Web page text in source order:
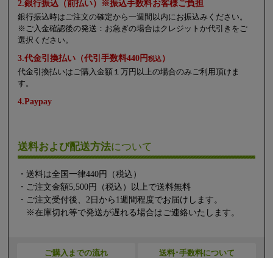
2.銀行振込（前払い）※振込手数料お客様ご負担
銀行振込時はご注文の確定から一週間以内にお振込みください。
※ご入金確認後の発送：お急ぎの場合はクレジットか代引きをご
選択ください。
3.代金引換払い（代引手数料440円税込）
代金引換払いはご購入金額１万円以上の場合のみご利用頂けま
す。
4.Paypay
送料および配送方法について
・送料は全国一律440円（税込）
・ご注文金額5,500円（税込）以上で送料無料
・ご注文受付後、2日から1週間程度でお届けします。
※在庫切れ等で発送が遅れる場合はご連絡いたします。
ご購入までの流れ 送料･手数料について